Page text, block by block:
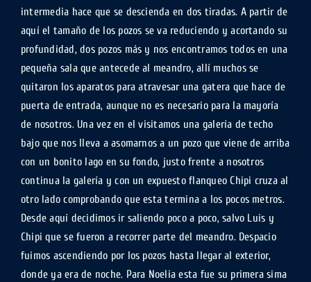
intermedia hace que se descienda en dos tiradas. A partir de
aquí el tamaño de los pozos se va reduciendo y acortando su
profundidad, dos pozos más y nos encontramos todos en una
pequeña sala que antecede al meandro, allí muchos se
quitaron los aparatos para atravesar una gatera que hace de
puerta de entrada, aunque no es necesario para la mayoría
de nosotros. Una vez en el visitamos una galería de techo
bajo que nos lleva a asomarnos a un pozo que viene de arriba
con un bonito lago en su fondo, justo frente a nosotros
continua la galería y con un expuesto flanqueo Chipi cruza al
otro lado comprobando que esta termina a los pocos metros.
Desde aquí decidimos ir saliendo poco a poco, salvo Luis y
Chipi que se fueron a recorrer parte del meandro. Despacio
fuimos ascendiendo por los pozos hasta llegar al exterior,
donde ya era de noche. Para Noelia esta fue su primera sima